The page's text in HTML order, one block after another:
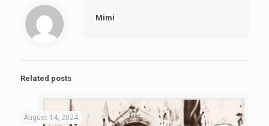
Mimi
Related posts
August 14, 2024